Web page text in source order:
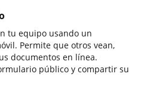
tu equipo usando un
Permite que otros vean,
documentos en línea.
público y compartir su